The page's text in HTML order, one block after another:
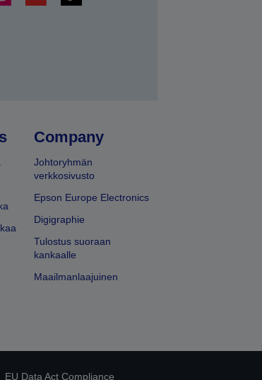
Company
Johtoryhmän
verkkosivusto
Epson Europe Electronics
Digigraphie
Tulostus suoraan
kankaalle
Maailmanlaajuinen
EU Data Act Compliance